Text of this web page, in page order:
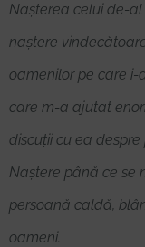
Nașterea celui de-
naștere
oamenilor pe care
care m-a ajutat
discuții cu ea
Naștere până ce se
persoană caldă,
oameni.